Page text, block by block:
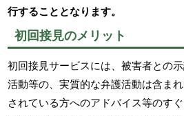
行することとなります。
初回接見のメリット
初回接見サービスには、被害者との
活動等の、実質的な弁護活動は含ま
されている方へのアドバイス等のす